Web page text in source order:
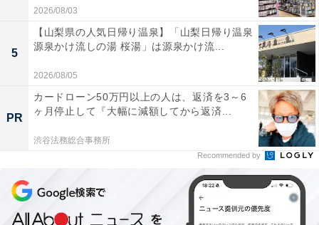
提供、530円）
2026/08/03
5
【山梨県の人気日帰り温泉】「山梨日帰り温泉
源泉かけ流しの湯 桜湯」は源泉かけ流...
2026/08/05
PR
カードローン50万円以上の人は、返済を3～6
ヶ月停止して『大幅に減額してから返済...
渋谷法務総合事務所
Recommended by